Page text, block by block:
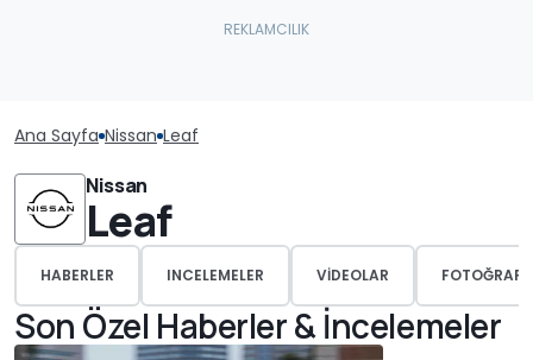
Ana Sayfa Nissan Leaf
Nissan
Leaf
HABERLER INCELEMELER VIDEOLAR
Son Özel Haberler & İncelemeler